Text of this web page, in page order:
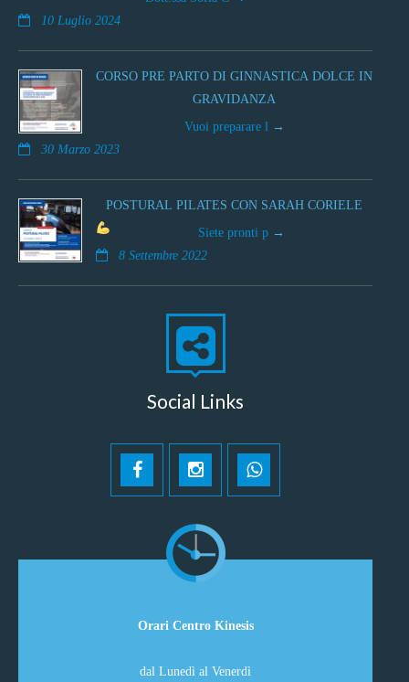
10 Luglio 2024
CORSO PRE PARTO DI GINNASTICA DOLCE IN
GRAVIDANZA
Vuoi preparare l
30 Marzo 2023
POSTURAL PILATES CON SARAH CORIELE
Siete pronti p
8 Settembre 2022
Social Links
Orari Centro Kinesis
dal Lunedì al Venerdì